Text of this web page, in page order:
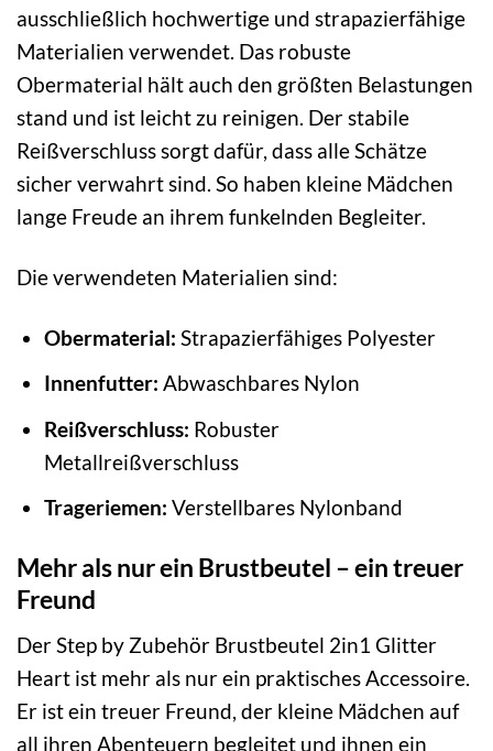
ausschließlich hochwertige und strapazierfähige
Materialien verwendet. Das robuste
Obermaterial hält auch den größten Belastungen
stand und ist leicht zu reinigen. Der stabile
Reißverschluss sorgt dafür, dass alle Schätze
sicher verwahrt sind. So haben kleine Mädchen
lange Freude an ihrem funkelnden Begleiter.
Die verwendeten Materialien sind:
Obermaterial: Strapazierfähiges Polyester
Innenfutter: Abwaschbares Nylon
Reißverschluss: Robuster
Metallreißverschluss
Trageriemen: Verstellbares Nylonband
Mehr als nur ein Brustbeutel – ein treuer
Freund
Der Step by Zubehör Brustbeutel 2in1 Glitter
Heart ist mehr als nur ein praktisches Accessoire.
Er ist ein treuer Freund, der kleine Mädchen auf
all ihren Abenteuern begleitet und ihnen ein